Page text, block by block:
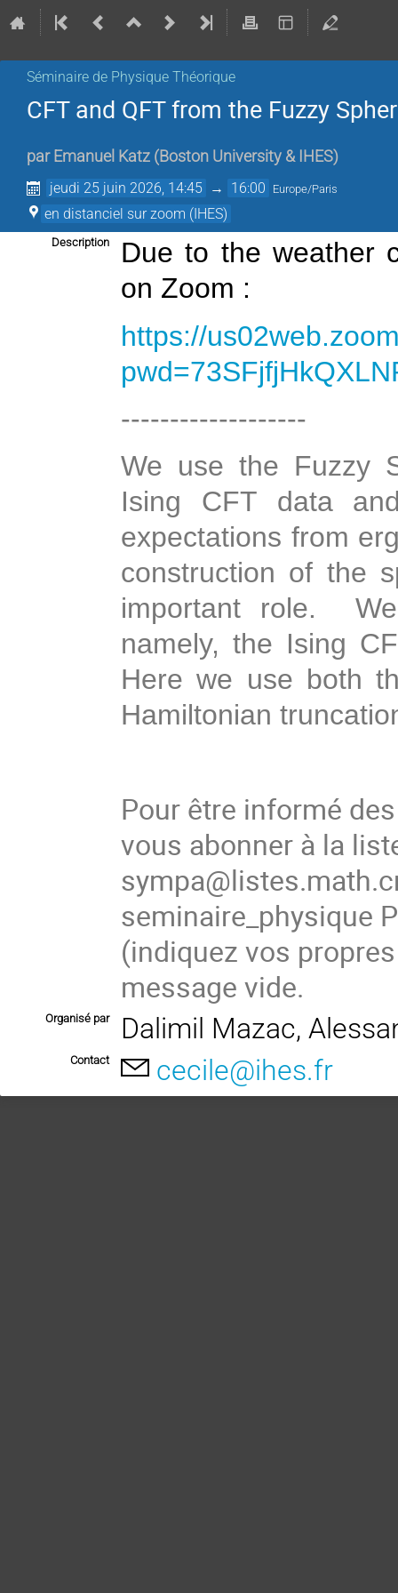
Séminaire de Physique Théorique
CFT and QFT from the Fuzzy
par Emanuel Katz (Boston University & IHES)
jeudi 25 juin 2026, 14:45 → 16:00 Europe/Paris
en distanciel sur zoom (IHES)
Description
Due to the weather
on Zoom :
https://
-------------------
We use the Fuzzy
Ising CFT data
expectations from
construction of the
important role.
namely, the Ising
Here we use both
Hamiltonian
Pour être informé
vous abonner à la
seminaire_physique
(indiquez vos
message vide.
Organisé par Dalimil Mazac,
Contact cecile@ihes.fr